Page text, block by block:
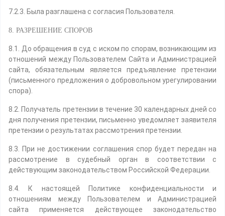
7.2.3. Была разглашена с согласия Пользователя.
8. РАЗРЕШЕНИЕ СПОРОВ
8.1. До обращения в суд с иском по спорам, возникающим из
отношений между Пользователем Сайта и Администрацией
сайта, обязательным является предъявление претензии
(письменного предложения о добровольном урегулировании
спора).
8.2. Получатель претензии в течение 30 календарных дней со
дня получения претензии, письменно уведомляет заявителя
претензии о результатах рассмотрения претензии.
8.3. При не достижении соглашения спор будет передан на
рассмотрение в судебный орган в соответствии с
действующим законодательством Российской Федерации.
8.4. К настоящей Политике конфиденциальности и
отношениям между Пользователем и Администрацией
сайта применяется действующее законодательство